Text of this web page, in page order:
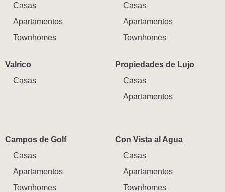
Casas
Apartamentos
Townhomes
Casas
Apartamentos
Townhomes
Valrico
Casas
Propiedades de Lujo
Casas
Apartamentos
Campos de Golf
Casas
Apartamentos
Townhomes
Con Vista al Agua
Casas
Apartamentos
Townhomes